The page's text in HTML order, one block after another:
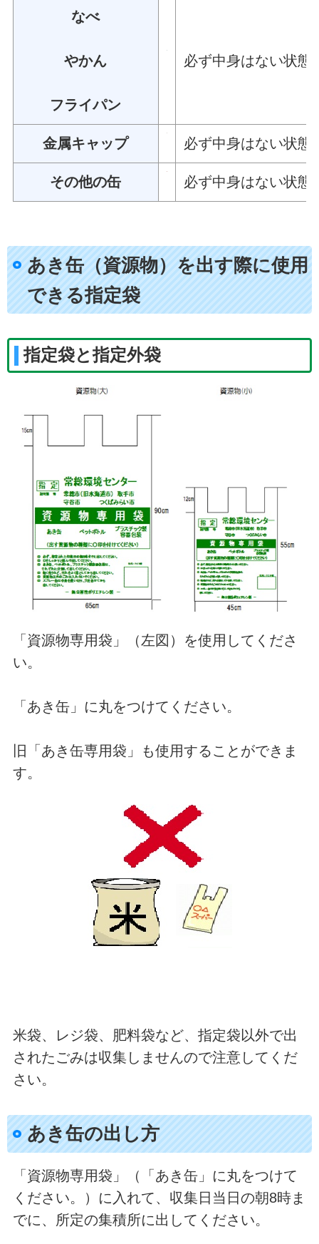
なべ
やかん
フライパン
必ず中身はない状態
金属キャップ 必ず中身はない状態
その他の缶 必ず中身はない状態
あき缶（資源物）を出す際に使用
できる指定袋
指定袋と指定外袋
「資源物専用袋」（左図）を使用してくださ
い。
「あき缶」に丸をつけてください。
旧「あき缶専用袋」も使用することができま
す。
米袋、レジ袋、肥料袋など、指定袋以外で出
されたごみは収集しませんので注意してくだ
さい。
あき缶の出し方
「資源物専用袋」（「あき缶」に丸をつけて
ください。）に入れて、収集日当日の朝8時ま
でに、所定の集積所に出してください。